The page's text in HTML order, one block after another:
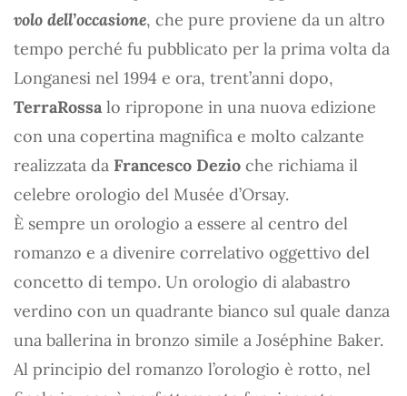
volo dell’occasione, che pure proviene da un altro
tempo perché fu pubblicato per la prima volta da
Longanesi nel 1994 e ora, trent’anni dopo,
TerraRossa lo ripropone in una nuova edizione
con una copertina magnifica e molto calzante
realizzata da Francesco Dezio che richiama il
celebre orologio del Musée d’Orsay.
È sempre un orologio a essere al centro del
romanzo e a divenire correlativo oggettivo del
concetto di tempo. Un orologio di alabastro
verdino con un quadrante bianco sul quale danza
una ballerina in bronzo simile a Joséphine Baker.
Al principio del romanzo l’orologio è rotto, nel